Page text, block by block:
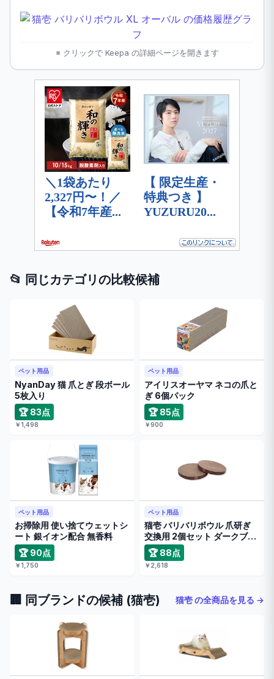
※ クリックで Keepa の詳細ページを開きます
📂 同じカテゴリの比較候補
ペット用品
NyanDay 猫 爪とぎ 段ボール
5枚入り
🏆 83点
￥1,498
ペット用品
アイリスオーヤマ ネコの爪と
ぎ 6個パック
🏆 85点
￥900
ペット用品
お掃除用 使い捨てウェットシ
ート 銀イオン配合 無香料
🏆 90点
￥1,750
ペット用品
猫壱 バリバリボウル 爪研ぎ
交換用 2個セット ダークブラ
…
🏆 88点
￥2,618
🏢 同ブランドの候補 (猫壱) 猫壱 の全商品を見る →